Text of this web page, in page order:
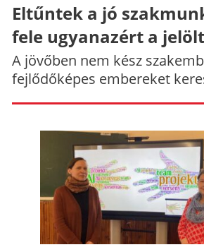
Eltűntek a jó
fele ugyanazért a
A jövőben nem kész
fejlődőképes embereket